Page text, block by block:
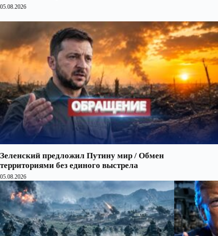
05.08.2026
Зеленский предложил Путину мир / Обмен
территориями без единого выстрела
05.08.2026